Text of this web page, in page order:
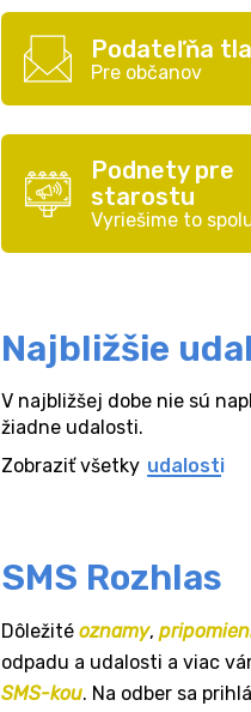
Podateľňa
Pre občanov
Podnety pre
starostu
Vyriešime to
Najbližšie
V najbližšej dobe nie sú
žiadne udalosti.
Zobraziť všetky udalosti
SMS Rozhlas
Dôležité oznamy,
odpadu a udalosti a viac
SMS-kou. Na odber sa